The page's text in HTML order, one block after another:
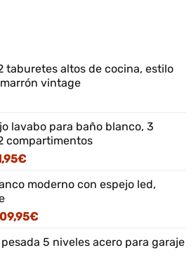
taburetes altos de cocina, estilo
vintage
lavabo para baño blanco, 3
compartimentos
€El
actual
71,95€.
moderno con espejo led,
€El
actual
5 niveles acero para garaje